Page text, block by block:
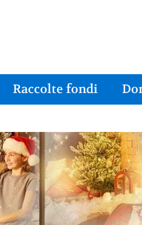
Raccolte fondi